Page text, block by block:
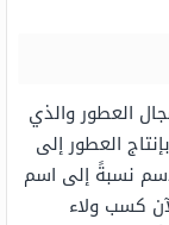
العطور والذي
مستمرًّا بإنتاج العطور إلى
نسبةً إلى اسم
كسب ولاء